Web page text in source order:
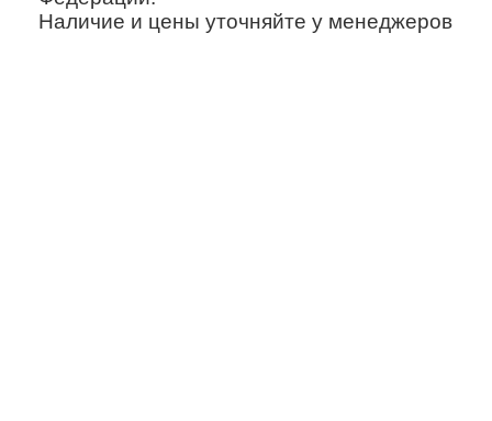
Наличие и цены уточняйте у менеджеров